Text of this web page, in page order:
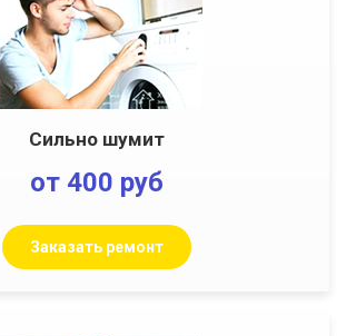
Сильно шумит
от 400 руб
Заказать ремонт